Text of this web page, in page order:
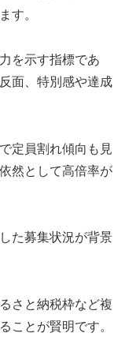
す。
を示す指標であ
面、特別感や達成
定員割れ傾向も見
然として高倍率が
た募集状況が背景
さと納税枠など複
ことが賢明です。